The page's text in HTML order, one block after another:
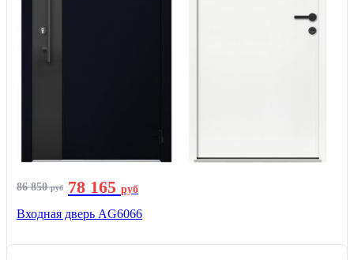
86 850руб 78 165 руб
Входная дверь AG6066